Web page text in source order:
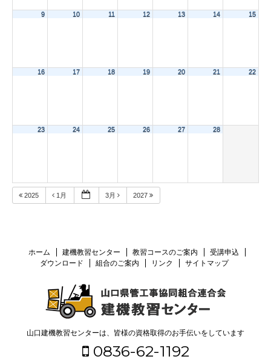
9 10 11 12 13 14 15
16 17 18 19 20 21 22
23 24 25 26 27 28
2025 1月 3月 2027
ホーム 建機教習センター 教習コースのご案内
受講申込
ダウンロード
組合のご案内 リンク サイトマップ
山口建機教習センターは、皆様の資格取得のお手伝いをしています
0836-62-1192